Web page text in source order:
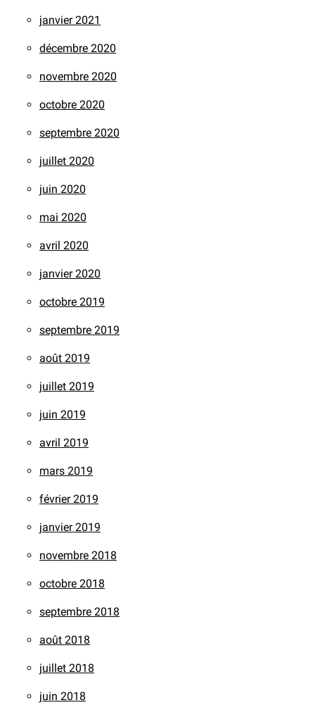
janvier 2021
décembre 2020
novembre 2020
octobre 2020
septembre 2020
juillet 2020
juin 2020
mai 2020
avril 2020
janvier 2020
octobre 2019
septembre 2019
août 2019
juillet 2019
juin 2019
avril 2019
mars 2019
février 2019
janvier 2019
novembre 2018
octobre 2018
septembre 2018
août 2018
juillet 2018
juin 2018